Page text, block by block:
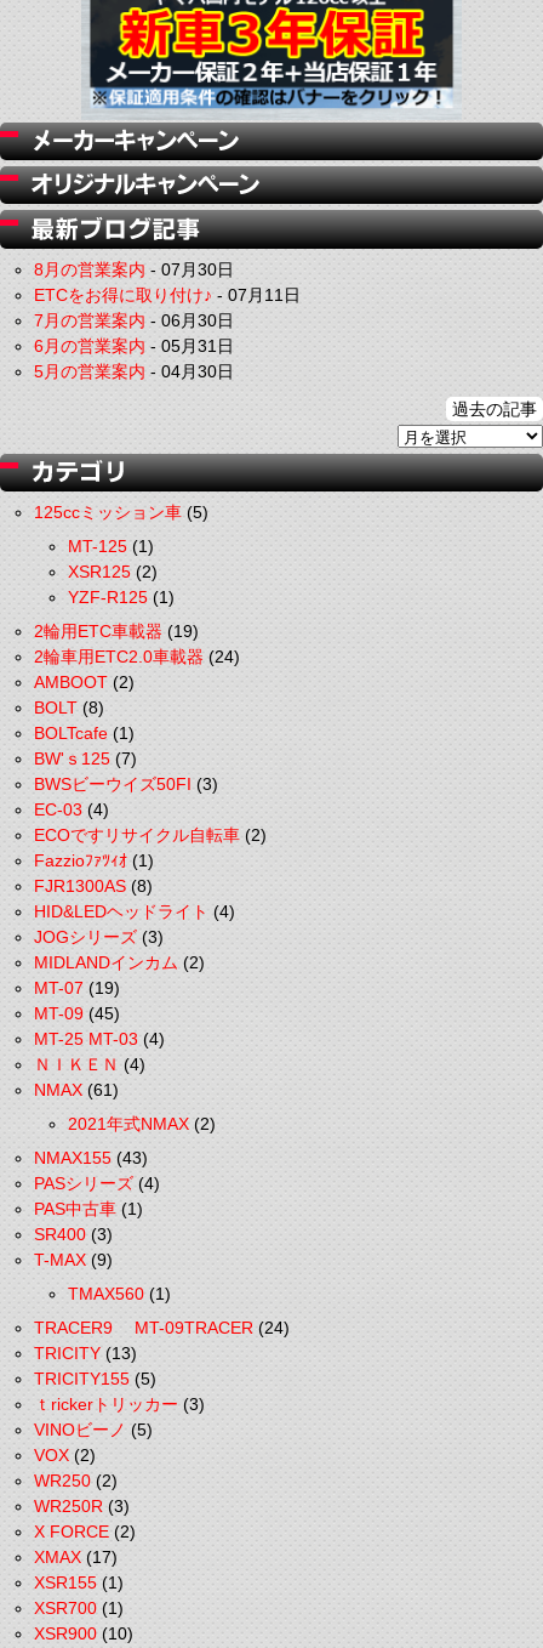
8月の営業案内-07月30日
ETCをお得に取り付け♪-07月11日
7月の営業案内-06月30日
6月の営業案内-05月31日
5月の営業案内-04月30日
過去の記事
125ccミッション車(5)
MT-125(1)
XSR125(2)
YZF-R125(1)
2輪用ETC車載器(19)
2輪車用ETC2.0車載器(24)
AMBOOT(2)
BOLT(8)
BOLTcafe(1)
BW'ｓ125(7)
BWSビーウイズ50FI(3)
EC-03(4)
ECOですリサイクル自転車(2)
Fazzioﾌｧﾂｨｵ(1)
FJR1300AS(8)
HID&LEDヘッドライト(4)
JOGシリーズ(3)
MIDLANDインカム(2)
MT-07(19)
MT-09(45)
MT-25 MT-03(4)
ＮＩＫＥＮ(4)
NMAX(61)
2021年式NMAX(2)
NMAX155(43)
PASシリーズ(4)
PAS中古車(1)
SR400(3)
T-MAX(9)
TMAX560(1)
TRACER9 MT-09TRACER(24)
TRICITY(13)
TRICITY155(5)
ｔrickerトリッカー(3)
VINOビーノ(5)
VOX(2)
WR250(2)
WR250R(3)
X FORCE(2)
XMAX(17)
XSR155(1)
XSR700(1)
XSR900(10)